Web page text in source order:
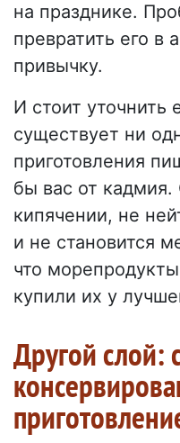
на празднике.
превратить его в
привычку.
И стоит уточнить
существует ни
приготовления
бы вас от кадмия.
кипячении, не
и не становится
что
купили их у
Другой слой: